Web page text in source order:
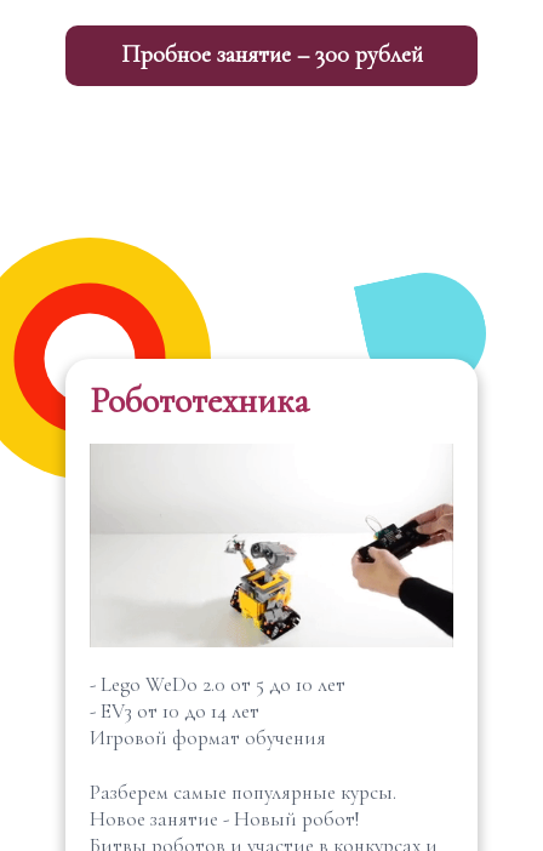
Пробное занятие – 300 рублей
Робототехника
- Lego WeDo 2.0 от 5 до 10 лет
- EV3 от 10 до 14 лет
Игровой формат обучения
Разберем самые популярные курсы.
Новое занятие - Новый робот!
Битвы роботов и участие в конкурсах и